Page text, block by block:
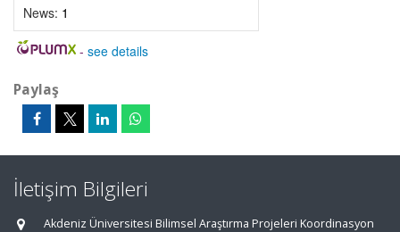
News: 1
- see details
Paylaş
İletişim Bilgileri
Akdeniz Üniversitesi Bilimsel Araştırma Projeleri Koordinasyon